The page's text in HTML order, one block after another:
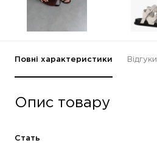
Повні характеристики Відгуки
Опис товару
Стать